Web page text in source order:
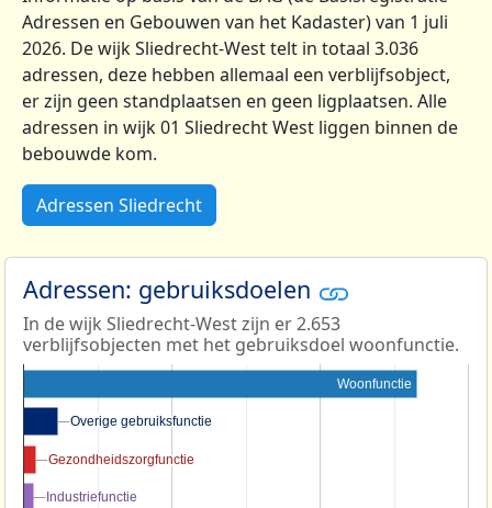
Adressen en Gebouwen van het Kadaster) van 1 juli
2026. De wijk Sliedrecht-West telt in totaal 3.036
adressen, deze hebben allemaal een verblijfsobject,
er zijn geen standplaatsen en geen ligplaatsen. Alle
adressen in wijk 01 Sliedrecht West liggen binnen de
bebouwde kom.
Adressen Sliedrecht
Adressen: gebruiksdoelen
In de wijk Sliedrecht-West zijn er 2.653
verblijfsobjecten met het gebruiksdoel woonfunctie.
Woonfunctie
Overige gebruiksfunctie
Overige gebruiksfunctie
Gezondheidszorgfunctie
Gezondheidszorgfunctie
Industriefunctie
Industriefunctie